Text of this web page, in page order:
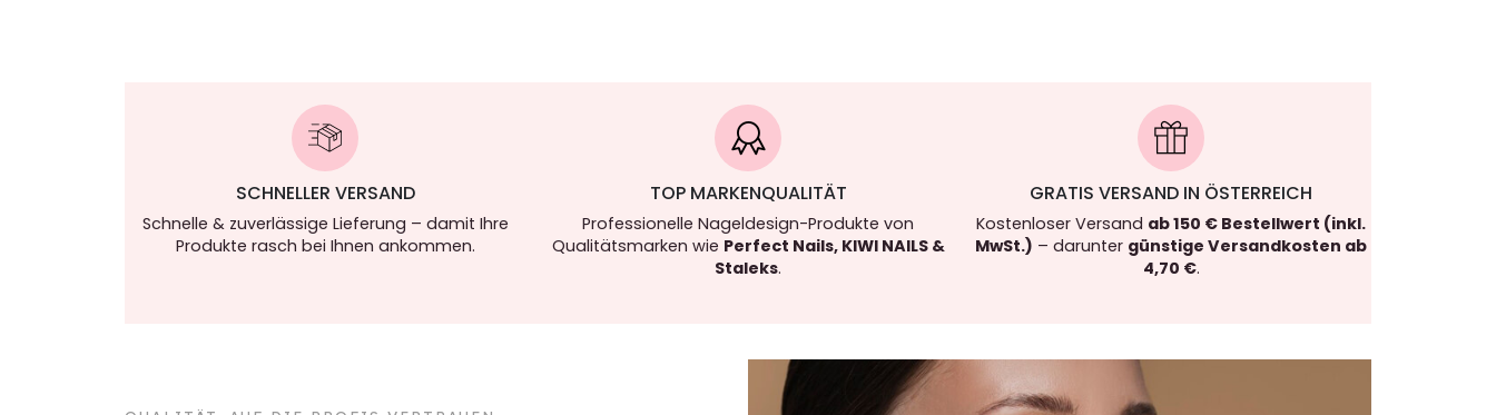
SCHNELLER VERSAND
Schnelle & zuverlässige Lieferung – damit Ihre
Produkte rasch bei Ihnen ankommen.
TOP MARKENQUALITÄT
Professionelle Nageldesign-Produkte von
Qualitätsmarken wie Perfect Nails, KIWI NAILS &
Staleks.
GRATIS VERSAND IN ÖSTERREICH
Kostenloser Versand ab 150 € Bestellwert (inkl.
MwSt.) – darunter günstige Versandkosten ab
4,70 €.